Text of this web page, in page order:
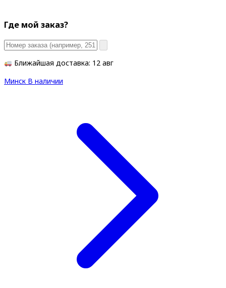
Где мой заказ?
Ближайшая доставка: 12 авг
Минск В наличии